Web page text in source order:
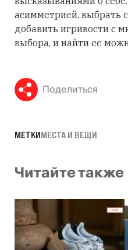
асимметрией, выбрать
добавить игривости с
выбора, и найти ее
Поделиться
МЕТКИМЕСТА И ВЕЩИ
Читайте также